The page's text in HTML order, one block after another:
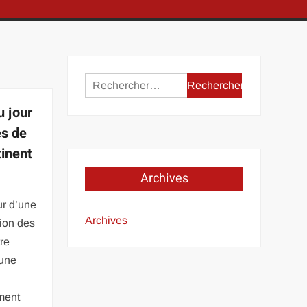
jour
de
d’une
des
Rechercher :
Archives
Archives